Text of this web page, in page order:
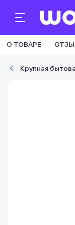
О ТОВАРЕ
Крупная